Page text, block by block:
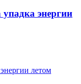
энергии
летом